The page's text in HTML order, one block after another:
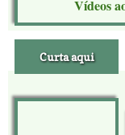
Vídeos
Curta aqui